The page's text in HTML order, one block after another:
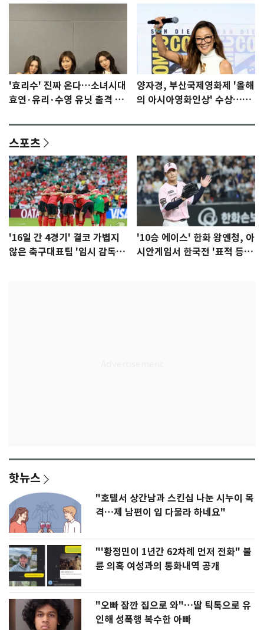
'효리수' 진짜 온다…소녀시대
효연·유리·수영 유닛 출격 [N
양자경, 부산국제영화제 '올해
의 아시아영화인상' 수상…15
스포츠
'16일 간 4경기' 결코 가볍지
않은 축구대표팀 '임시 감독'
'10승 에이스' 한화 왕옌청, 아
시안게임서 한국전 '표적 등
핫뉴스
"호텔서 상간남과 스킨십 나눈 시누이 목
격…제 남편이 입 다물라 하네요"
"'황정민이 1년간 62차례 먼저 전화" 불
륜 의혹 여성과의 통화내역 공개
"오빠 잠깐 집으로 와"…딸 틱톡으로 유
인해 성폭행 복수한 아빠